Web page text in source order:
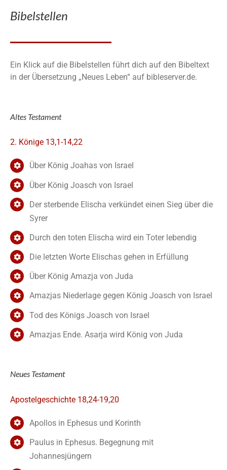
Bibelstellen
Ein Klick auf die Bibelstellen führt dich auf den Bibeltext
in der Übersetzung „Neues Leben“ auf bibleserver.de.
Altes Testament
2. Könige 13,1-14,22
Über König Joahas von Israel
Über König Joasch von Israel
Der sterbende Elischa verkündet einen Sieg über die
Syrer
Durch den toten Elischa wird ein Toter lebendig
Die letzten Worte Elischas gehen in Erfüllung
Über König Amazja von Juda
Amazjas Niederlage gegen König Joasch von Israel
Tod des Königs Joasch von Israel
Amazjas Ende. Asarja wird König von Juda
Neues Testament
Apostelgeschichte 18,24-19,20
Apollos in Ephesus und Korinth
Paulus in Ephesus. Begegnung mit
Johannesjüngern